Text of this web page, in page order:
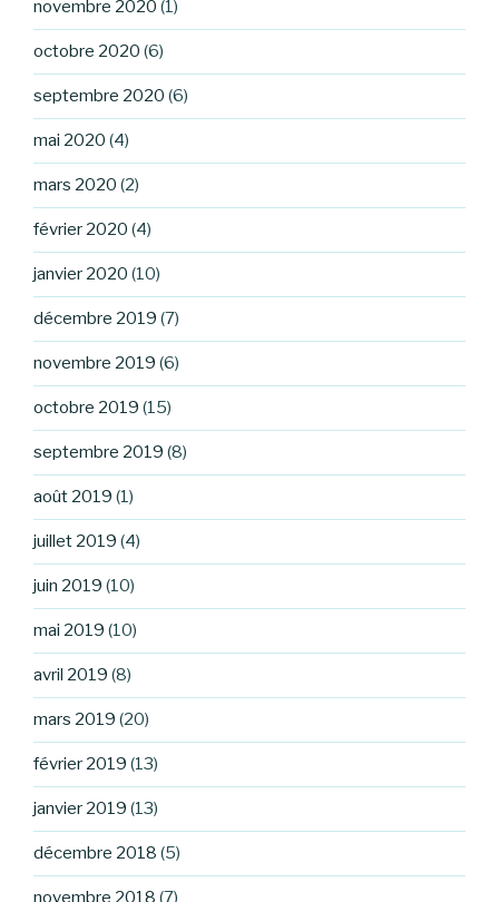
novembre 2020 (1)
octobre 2020 (6)
septembre 2020 (6)
mai 2020 (4)
mars 2020 (2)
février 2020 (4)
janvier 2020 (10)
décembre 2019 (7)
novembre 2019 (6)
octobre 2019 (15)
septembre 2019 (8)
août 2019 (1)
juillet 2019 (4)
juin 2019 (10)
mai 2019 (10)
avril 2019 (8)
mars 2019 (20)
février 2019 (13)
janvier 2019 (13)
décembre 2018 (5)
novembre 2018 (7)